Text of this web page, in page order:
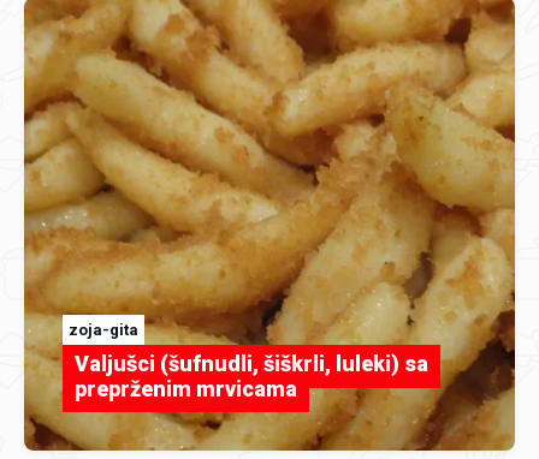
zoja-gita
Valjušci (šufnudli, šiškrli, luleki) sa
preprženim mrvicama